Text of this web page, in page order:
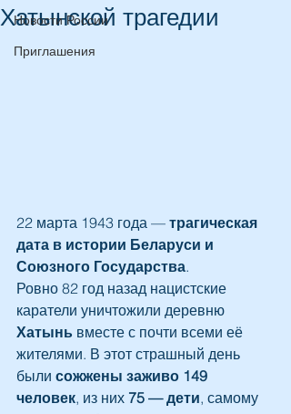
Новости России
Приглашения
Хатынской трагедии
22 марта 1943 года — трагическая
дата в истории Беларуси и
Союзного Государства.
Ровно 82 год назад нацистские
каратели уничтожили деревню
Хатынь вместе с почти всеми её
жителями. В этот страшный день
были сожжены заживо 149
человек, из них 75 — дети, самому